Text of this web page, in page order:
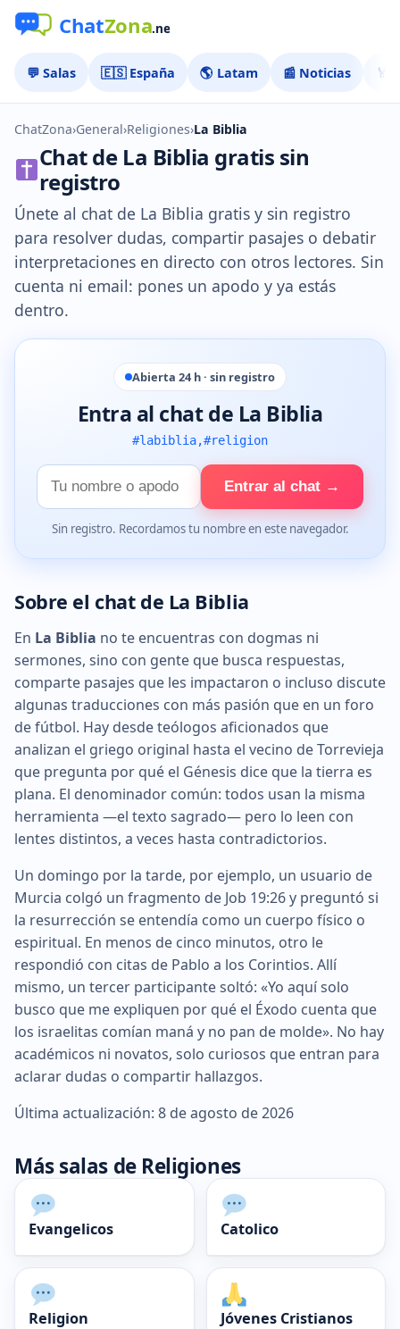
💬 Salas 🇪🇸 España 🌎 Latam 📰 Noticias 🏅
ChatZona›General›Religiones›La Biblia
Chat de La Biblia gratis sin
registro
Únete al chat de La Biblia gratis y sin registro
para resolver dudas, compartir pasajes o debatir
interpretaciones en directo con otros lectores. Sin
cuenta ni email: pones un apodo y ya estás
dentro.
Abierta 24 h · sin registro
Entra al chat de La Biblia
#labiblia,#religion
Tu
nombre
Entrar al chat →
Sin registro. Recordamos tu nombre en este navegador.
Sobre el chat de La Biblia
En La Biblia no te encuentras con dogmas ni
sermones, sino con gente que busca respuestas,
comparte pasajes que les impactaron o incluso discute
algunas traducciones con más pasión que en un foro
de fútbol. Hay desde teólogos aficionados que
analizan el griego original hasta el vecino de Torrevieja
que pregunta por qué el Génesis dice que la tierra es
plana. El denominador común: todos usan la misma
herramienta —el texto sagrado— pero lo leen con
lentes distintos, a veces hasta contradictorios.
Un domingo por la tarde, por ejemplo, un usuario de
Murcia colgó un fragmento de Job 19:26 y preguntó si
la resurrección se entendía como un cuerpo físico o
espiritual. En menos de cinco minutos, otro le
respondió con citas de Pablo a los Corintios. Allí
mismo, un tercer participante soltó: «Yo aquí solo
busco que me expliquen por qué el Éxodo cuenta que
los israelitas comían maná y no pan de molde». No hay
académicos ni novatos, solo curiosos que entran para
aclarar dudas o compartir hallazgos.
Última actualización: 8 de agosto de 2026
Más salas de Religiones
Evangelicos Catolico
Religion Jóvenes Cristianos